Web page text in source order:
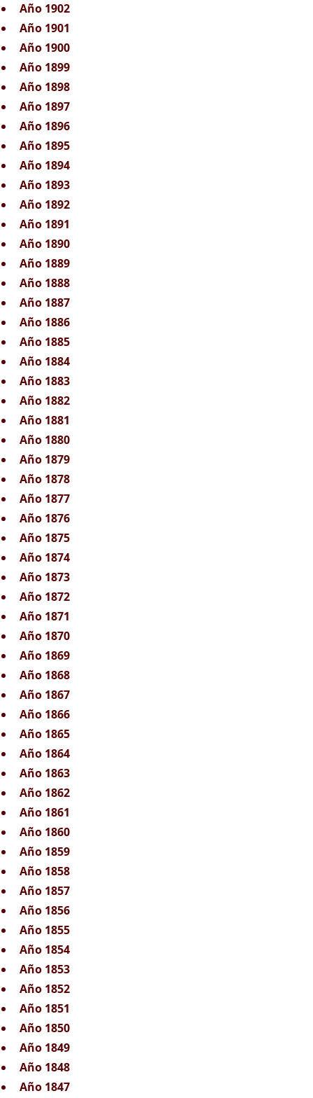
Año 1902
Año 1901
Año 1900
Año 1899
Año 1898
Año 1897
Año 1896
Año 1895
Año 1894
Año 1893
Año 1892
Año 1891
Año 1890
Año 1889
Año 1888
Año 1887
Año 1886
Año 1885
Año 1884
Año 1883
Año 1882
Año 1881
Año 1880
Año 1879
Año 1878
Año 1877
Año 1876
Año 1875
Año 1874
Año 1873
Año 1872
Año 1871
Año 1870
Año 1869
Año 1868
Año 1867
Año 1866
Año 1865
Año 1864
Año 1863
Año 1862
Año 1861
Año 1860
Año 1859
Año 1858
Año 1857
Año 1856
Año 1855
Año 1854
Año 1853
Año 1852
Año 1851
Año 1850
Año 1849
Año 1848
Año 1847